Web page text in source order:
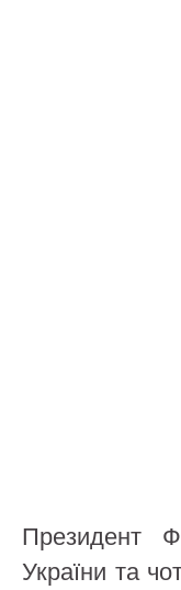
Президент
України та